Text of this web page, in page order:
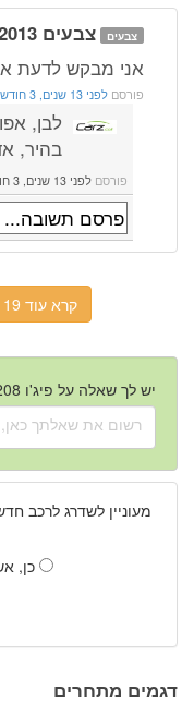
צבעים צבעים 2013
אני מבקש לדעת
פורסם לפני 13 שנים, 3 חודשים
לבן,
בהיר,
פורסם לפני 13 שנים, 3 חודשים
קרא עוד 19 שאלות ותשובות על רכב זה.
יש לך שאלה על פיג'ו 208 2012 - 2018 החדשה?
מעוניין לשדרג לרכב
כן,
דגמים מתחרים